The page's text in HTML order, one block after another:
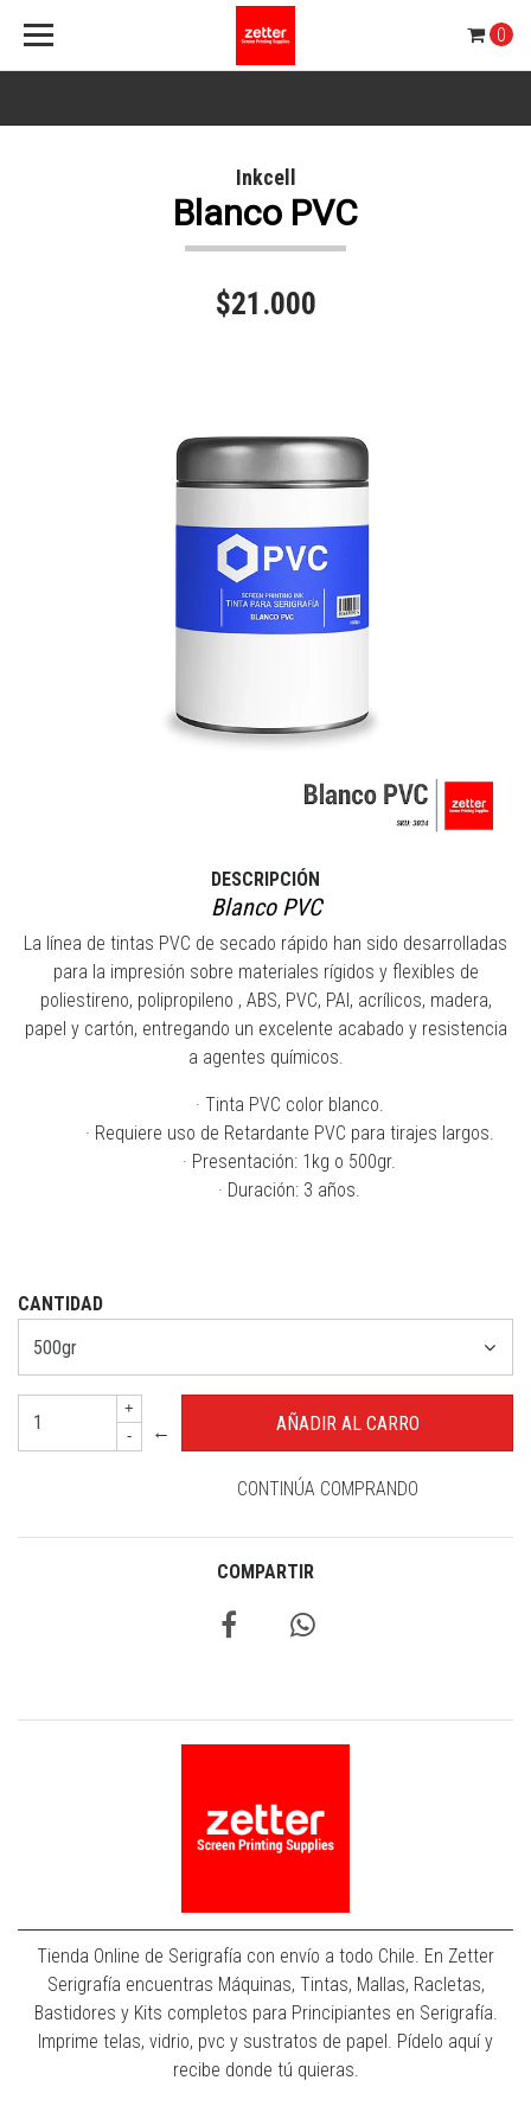
0
Inkcell
Blanco PVC
$21.000
DESCRIPCIÓN
Blanco PVC
La línea de tintas PVC de secado rápido han sido desarrolladas
para la impresión sobre materiales rígidos y flexibles de
poliestireno, polipropileno , ABS, PVC, PAI, acrílicos, madera,
papel y cartón, entregando un excelente acabado y resistencia
a agentes químicos.
· Tinta PVC color blanco.
· Requiere uso de Retardante PVC para tirajes largos.
· Presentación: 1kg o 500gr.
· Duración: 3 años.
CANTIDAD
+
-
←
CONTINÚA COMPRANDO
COMPARTIR
Tienda Online de Serigrafía con envío a todo Chile. En Zetter
Serigrafía encuentras Máquinas, Tintas, Mallas, Racletas,
Bastidores y Kits completos para Principiantes en Serigrafía.
Imprime telas, vidrio, pvc y sustratos de papel. Pídelo aquí y
recibe donde tú quieras.